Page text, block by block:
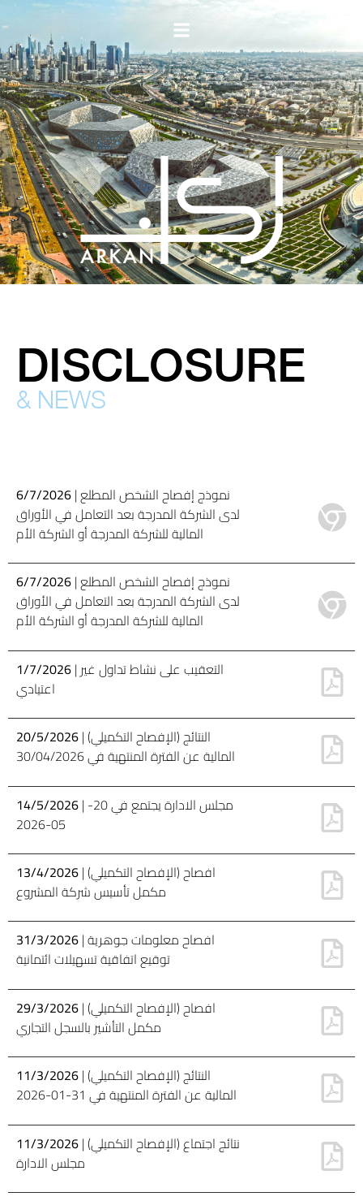
DISCLOSURE
& NEWS
6/7/2026| نموذج إفصاح الشخص المطلع
لدى الشركة المدرجة بعد التعامل في الأوراق
المالية للشركة المدرجة أو الشركة الأم
6/7/2026| نموذج إفصاح الشخص المطلع
لدى الشركة المدرجة بعد التعامل في الأوراق
المالية للشركة المدرجة أو الشركة الأم
1/7/2026| التعقيب على نشاط تداول غير
اعتيادي
20/5/2026| (الإفصاح التكميلي) النتائج
المالية عن الفترة المنتهية في 30/04/2026
14/5/2026| مجلس الادارة يجتمع في 20-
05-2026
13/4/2026| (الإفصاح التكميلي) افصاح
مكمل تأسيس شركة المشروع
31/3/2026| افصاح معلومات جوهرية
توقيع اتفاقية تسهيلات ائتمانية
29/3/2026| (الإفصاح التكميلي) افصاح
مكمل التأشير بالسجل التجاري
11/3/2026| (الإفصاح التكميلي) النتائج
المالية عن الفترة المنتهية في 31-01-2026
11/3/2026| (الإفصاح التكميلي) نتائج اجتماع
مجلس الادارة